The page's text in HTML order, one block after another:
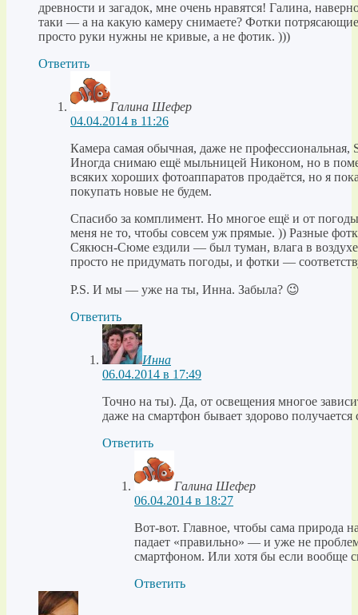
древности и загадок, мне очень нравятся! Галина,
таки — а на какую камеру снимаете? Фотки
просто руки нужны не кривые, а не фотик. )))
Ответить
Галина Шефер
04.04.2014 в 11:26
Камера самая обычная, даже не профессиональная,
Иногда снимаю ещё мыльницей Никоном, но в
всяких хороших фотоаппаратов продаётся, но я
покупать новые не будем.
Спасибо за комплимент. Но многое ещё и от
меня не то, чтобы совсем уж прямые. )) Разные
Сякюсн-Сюме ездили — был туман, влага в
просто не придумать погоды, и фотки —
P.S. И мы — уже на ты, Инна. Забыла? 😉
Ответить
Инна
06.04.2014 в 17:49
Точно на ты). Да, от освещения многое
даже на смартфон бывает здорово получается
Ответить
Галина Шефер
06.04.2014 в 18:27
Вот-вот. Главное, чтобы сама природа
падает «правильно» — и уже не
смартфоном. Или хотя бы если вообще
Ответить